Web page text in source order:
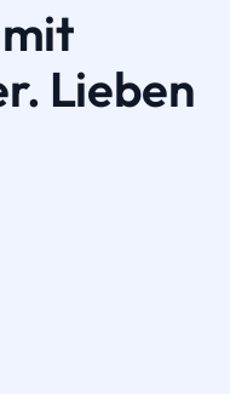
Lieben